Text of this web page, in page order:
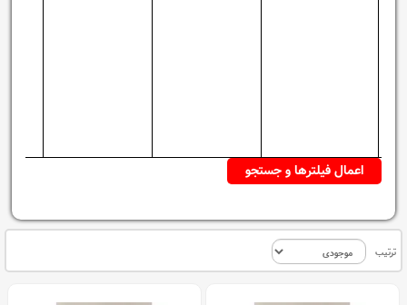
ترتیب